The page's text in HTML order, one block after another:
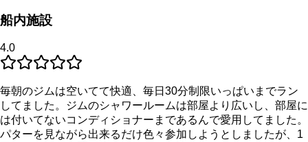
船内施設
4.0
毎朝のジムは空いてて快適、毎日30分制限いっぱいまでラン
してました。ジムのシャワールームは部屋より広いし、部屋に
は付いてないコンディショナーまであるんで愛用してました。
パターを見ながら出来るだけ色々参加しようとしましたが、1